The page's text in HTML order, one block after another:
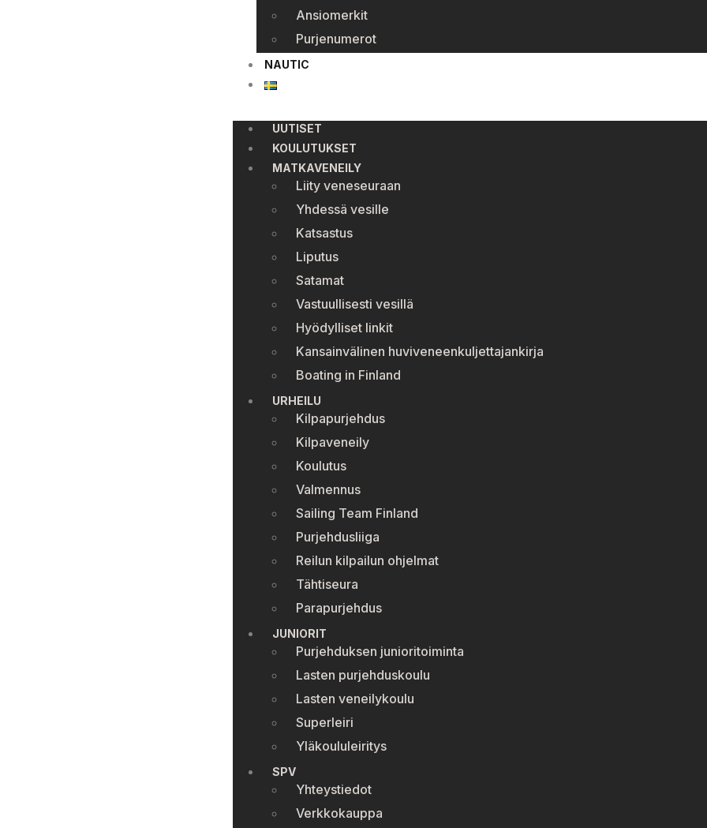
Ansiomerkit
Purjenumerot
NAUTIC
UUTISET
KOULUTUKSET
MATKAVENEILY
Liity veneseuraan
Yhdessä vesille
Katsastus
Liputus
Satamat
Vastuullisesti vesillä
Hyödylliset linkit
Kansainvälinen huviveneenkuljettajankirja
Boating in Finland
URHEILU
Kilpapurjehdus
Kilpaveneily
Koulutus
Valmennus
Sailing Team Finland
Purjehdusliiga
Reilun kilpailun ohjelmat
Tähtiseura
Parapurjehdus
JUNIORIT
Purjehduksen junioritoiminta
Lasten purjehduskoulu
Lasten veneilykoulu
Superleiri
Yläkoululeiritys
SPV
Yhteystiedot
Verkkokauppa